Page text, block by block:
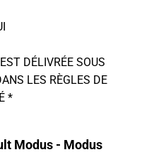
DÉLIVRÉE SOUS
LES RÈGLES DE
*
Modus - Modus